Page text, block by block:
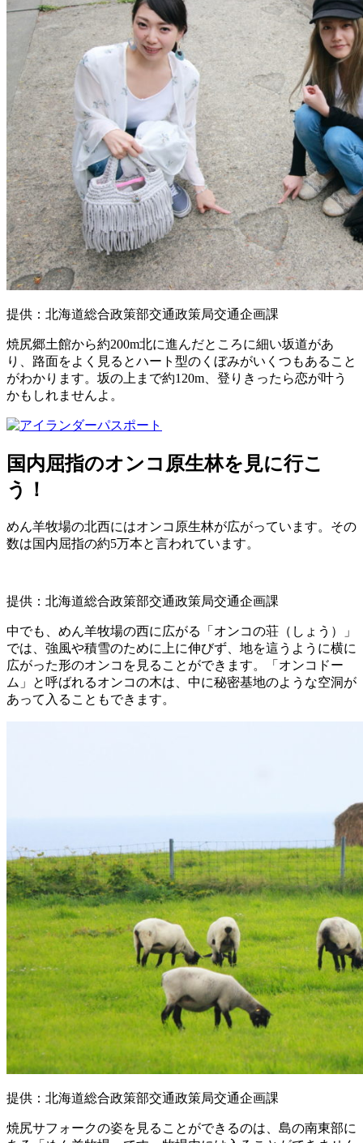
提供：北海道総合政策部交通政策局交通企画課
焼尻郷土館から約200m北に進んだところに細い坂道があ
り、路面をよく見るとハート型のくぼみがいくつもあること
がわかります。坂の上まで約120m、登りきったら恋が叶う
かもしれませんよ。
国内屈指のオンコ原生林を見に行こ
う！
めん羊牧場の北西にはオンコ原生林が広がっています。その
数は国内屈指の約5万本と言われています。
提供：北海道総合政策部交通政策局交通企画課
中でも、めん羊牧場の西に広がる「オンコの荘（しょう）」
では、強風や積雪のために上に伸びず、地を這うように横に
広がった形のオンコを見ることができます。「オンコドー
ム」と呼ばれるオンコの木は、中に秘密基地のような空洞が
あって入ることもできます。
提供：北海道総合政策部交通政策局交通企画課
焼尻サフォークの姿を見ることができるのは、島の南東部に